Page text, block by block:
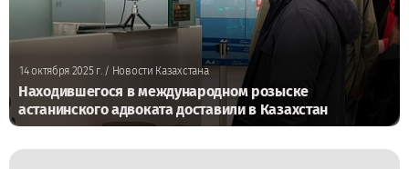
14 октября 2025 г./ Новости Казахстана
Находившегося в международном розыске
астанинского адвоката доставили в Казахстан